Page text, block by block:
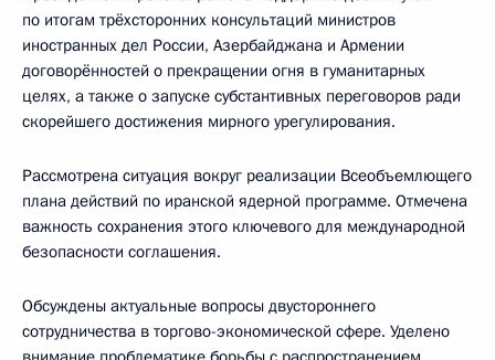
по итогам трёхсторонних консультаций министров
иностранных дел России, Азербайджана и Армении
договорённостей о прекращении огня в гуманитарных
целях, а также о запуске субстантивных переговоров ради
скорейшего достижения мирного урегулирования.
Рассмотрена ситуация вокруг реализации Всеобъемлющего
плана действий по иранской ядерной программе. Отмечена
важность сохранения этого ключевого для международной
безопасности соглашения.
Обсуждены актуальные вопросы двустороннего
сотрудничества в торгово-экономической сфере. Уделено